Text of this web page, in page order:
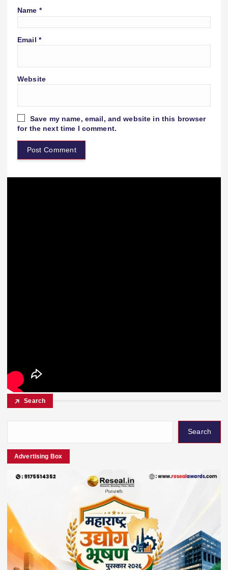
Name *
Email *
Website
Save my name, email, and website in this browser
for the next time I comment.
Search
Search
Advertising Box